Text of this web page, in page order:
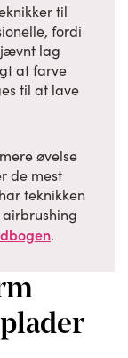
til
fordi
jævnt lag
at farve
til at lave
øvelse
de mest
teknikken
.